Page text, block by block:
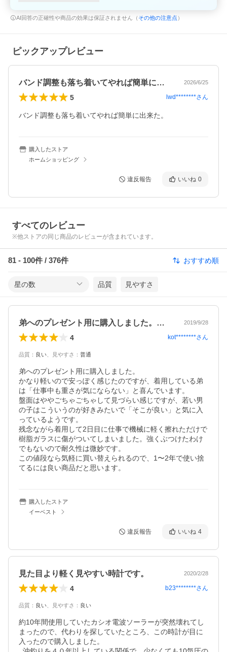
AI回答の正確性や商品の効果は保証されません（ その他の注意点 ）
ピックアップレビュー
バンド調整も落ち着いてやれば簡単に出来… 2026/6/25
5 lwd********さん
バンド調整も落ち着いてやれば簡単に出来た。
購入したストア
ホームショッピング
違反報告 いいね 0
すべてのレビュー
※他ストアの同じ商品のレビューが含まれています。
81 - 100件 / 376件 おすすめ順
星の数 品質 見やすさ
弟へのプレゼント用に購入しました。かな… 2019/9/28
4 kot********さん
品質 ： 良い 見やすさ ： 普通
弟へのプレゼント用に購入しました。
かなり軽いので安っぽく感じたのですが、着用している弟
は「仕事中も重さが気にならない」と喜んでいます。
盤面はややごちゃごちゃして見づらい感じですが、若い男
の子はこういうのが好きみたいで「そこが良い」と気に入
っているようです。
残念ながら着用して2日目に仕事で機械に軽く擦れただけで
樹脂ガラスに傷がついてしまいました。強くぶつけたわけ
でもないので耐久性は微妙です。
この値段なら気軽に買い替えられるので、1〜2年で使い捨
てるには良い商品だと思います。
購入したストア
イーベスト
違反報告 いいね 4
見た目より軽く見やすい時計です。 2020/2/28
4 b23********さん
品質 ： 良い 見やすさ ： 良い
約10年間使用していたカシオ電波ソーラーが突然壊れてし
まったので、代わりを探していたところ、この時計が目に
入ったので購入しました。